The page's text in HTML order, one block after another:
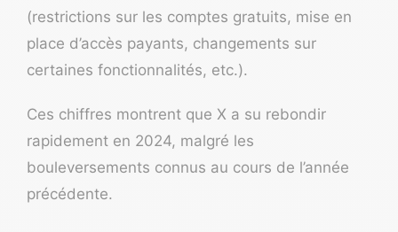
(restrictions sur les comptes gratuits, mise en
place d’accès payants, changements sur
certaines fonctionnalités, etc.).
Ces chiffres montrent que X a su rebondir
rapidement en 2024, malgré les
bouleversements connus au cours de l’année
précédente.